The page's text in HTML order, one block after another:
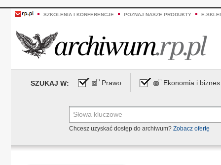
SZKOLENIA I KONFERENCJE POZNAJ NASZE PRODUKTY E-
SZUKAJ W: Prawo Ekonomia i biznes
Chcesz uzyskać dostęp do archiwum? Zobacz ofertę